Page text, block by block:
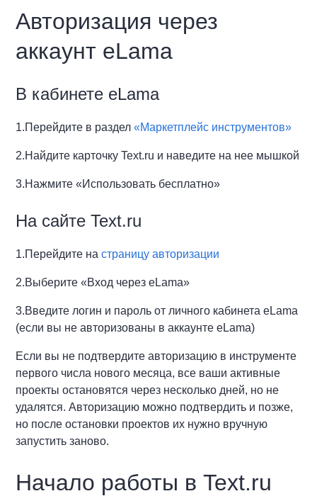
Авторизация через
аккаунт eLama
В кабинете eLama
1.Перейдите в раздел«Маркетплейс инструментов»
2.Найдите карточку Text.ru и наведите на нее мышкой
3.Нажмите «Использовать бесплатно»
На сайте Text.ru
1.Перейдите настраницу авторизации
2.Выберите «Вход через eLama»
3.Введите логин и пароль от личного кабинета eLama
(если вы не авторизованы в аккаунте eLama)
Если вы не подтвердите авторизацию в инструменте
первого числа нового месяца, все ваши активные
проекты остановятся через несколько дней, но не
удалятся. Авторизацию можно подтвердить и позже,
но после остановки проектов их нужно вручную
запустить заново.
Начало работы в Text.ru